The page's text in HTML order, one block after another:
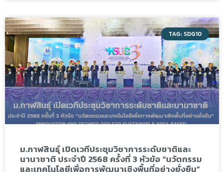
TAG: SDG10
ม.กาฬสินธุ์ เปิดเวทีประชุมวิชาการระดับชาติและ
นานาชาติ ประจำปี 2568 ครั้งที่ 3 หัวข้อ “นวัตกรรม
และเทคโนโลยีเพื่อการพัฒนาเชิงพื้นที่อย่างยั่งยืน”